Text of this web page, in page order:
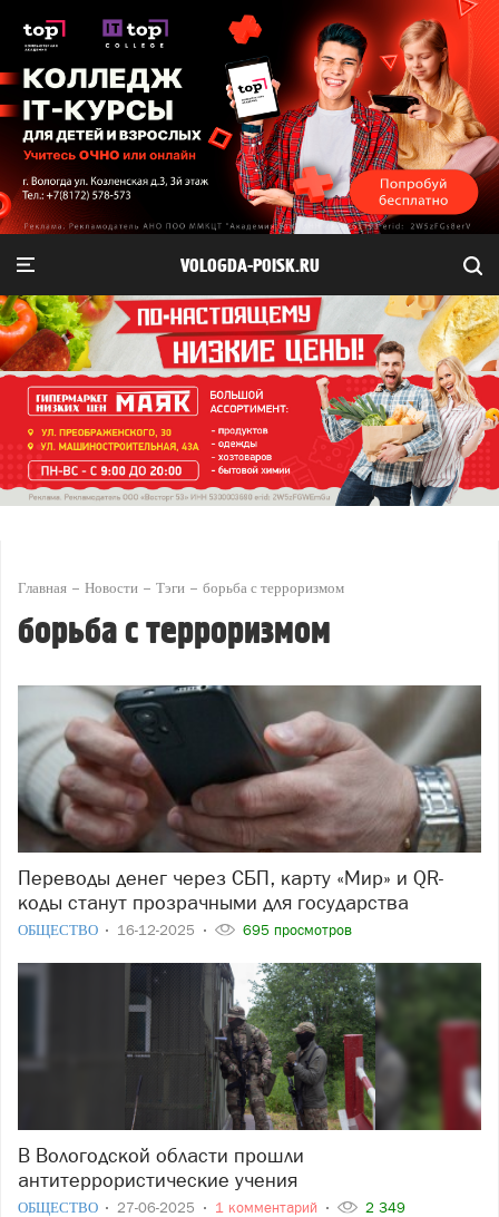
VOLOGDA-POISK.RU
Главная Новости Тэги борьба с терроризмом
борьба с терроризмом
Переводы денег через СБП, карту «Мир» и QR-
коды станут прозрачными для государства
ОБЩЕСТВО 16-12-2025 695 просмотров
В Вологодской области прошли
антитеррористические учения
ОБЩЕСТВО 27-06-2025 1 комментарий
2 349